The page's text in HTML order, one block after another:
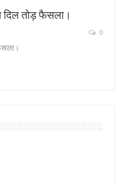
दिल तोड़ फैसला।
0